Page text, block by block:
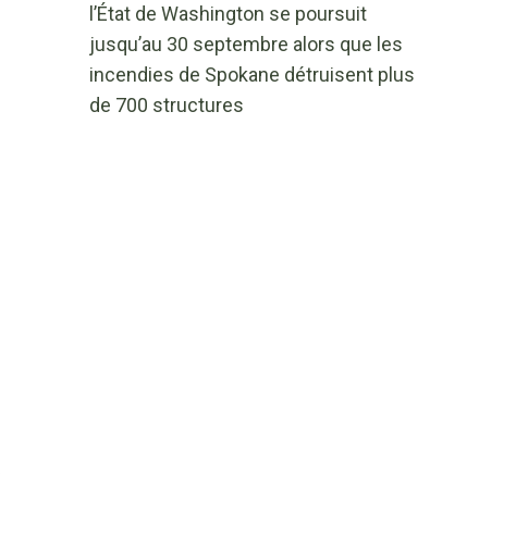
l’État de Washington se poursuit
jusqu’au 30 septembre alors que les
incendies de Spokane détruisent plus
de 700 structures